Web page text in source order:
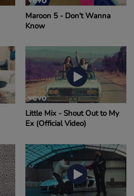
Maroon 5 - Don't Wanna
Know
Little Mix - Shout Out to My
Ex (Official Video)